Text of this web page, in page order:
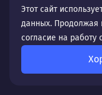
Этот сайт
данных. Продолжая
согласие на